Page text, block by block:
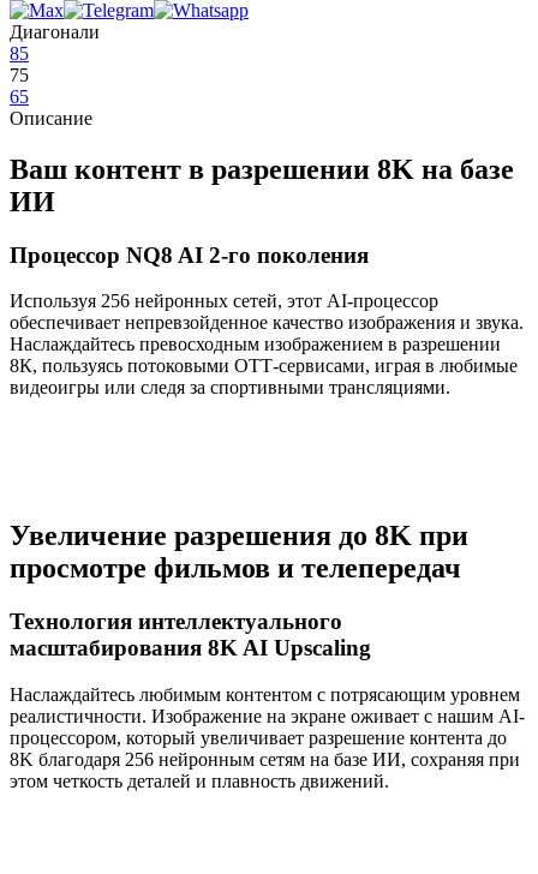
Диагонали
85
75
65
Описание
Ваш контент в разрешении 8K на базе
ИИ
Процессор NQ8 AI 2-го поколения
Используя 256 нейронных сетей, этот AI-процессор
обеспечивает непревзойденное качество изображения и звука.
Наслаждайтесь превосходным изображением в разрешении
8К, пользуясь потоковыми ОТТ-сервисами, играя в любимые
видеоигры или следя за спортивными трансляциями.
Увеличение разрешения до 8K при
просмотре фильмов и телепередач
Технология интеллектуального
масштабирования 8K AI Upscaling
Наслаждайтесь любимым контентом с потрясающим уровнем
реалистичности. Изображение на экране оживает с нашим AI-
процессором, который увеличивает разрешение контента до
8K благодаря 256 нейронным сетям на базе ИИ, сохраняя при
этом четкость деталей и плавность движений.